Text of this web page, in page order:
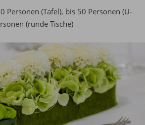
Personen (Tafel), bis 50 Personen (U-
(runde Tische)